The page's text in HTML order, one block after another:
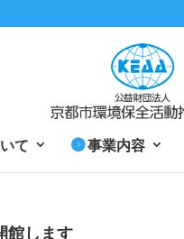
て 事業内容
館します